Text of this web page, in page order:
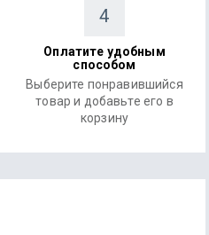
4
Оплатите удобным
способом
Выберите понравившийся
товар и добавьте его в
корзину